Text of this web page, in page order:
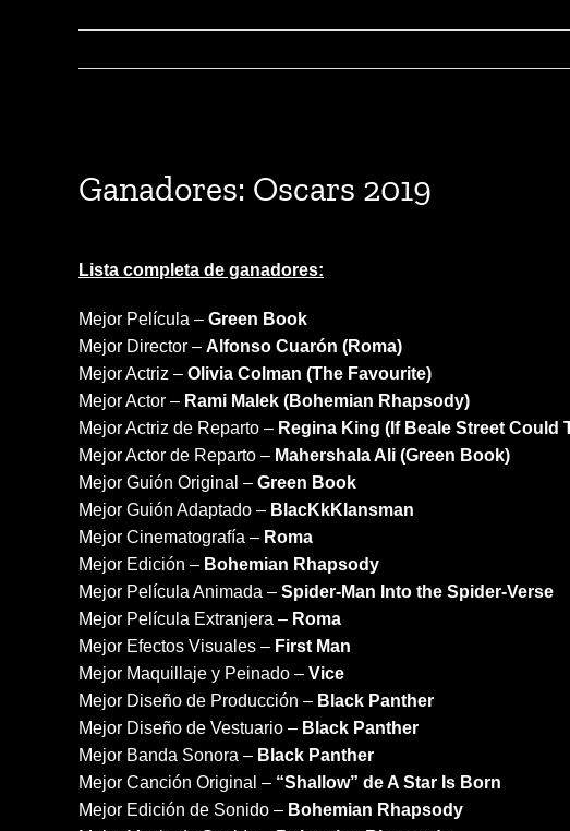
Larger
Image
Ganadores: Oscars 2019
Lista completa de ganadores:
Mejor Película – Green Book
Mejor Director – Alfonso Cuarón (Roma)
Mejor Actriz – Olivia Colman (The Favourite)
Mejor Actor – Rami Malek (Bohemian Rhapsody)
Mejor Actriz de Reparto – Regina King (If Beale Street Could
Mejor Actor de Reparto – Mahershala Ali (Green Book)
Mejor Guión Original – Green Book
Mejor Guión Adaptado – BlacKkKlansman
Mejor Cinematografía – Roma
Mejor Edición – Bohemian Rhapsody
Mejor Película Animada – Spider-Man Into the Spider-Verse
Mejor Película Extranjera – Roma
Mejor Efectos Visuales – First Man
Mejor Maquillaje y Peinado – Vice
Mejor Diseño de Producción – Black Panther
Mejor Diseño de Vestuario – Black Panther
Mejor Banda Sonora – Black Panther
Mejor Canción Original – “Shallow” de A Star Is Born
Mejor Edición de Sonido – Bohemian Rhapsody